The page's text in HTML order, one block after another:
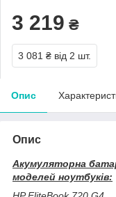
3 219 ₴
3 081 ₴ від 2 шт.
Опис
Опис
Акумуляторна
моделей ноутбуків: